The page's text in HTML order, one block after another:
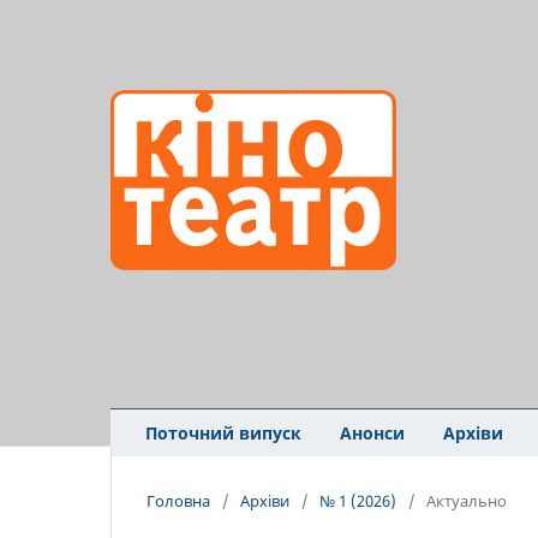
Поточний випуск Анонси Архіви
Головна / Архіви / № 1 (2026) / Актуально